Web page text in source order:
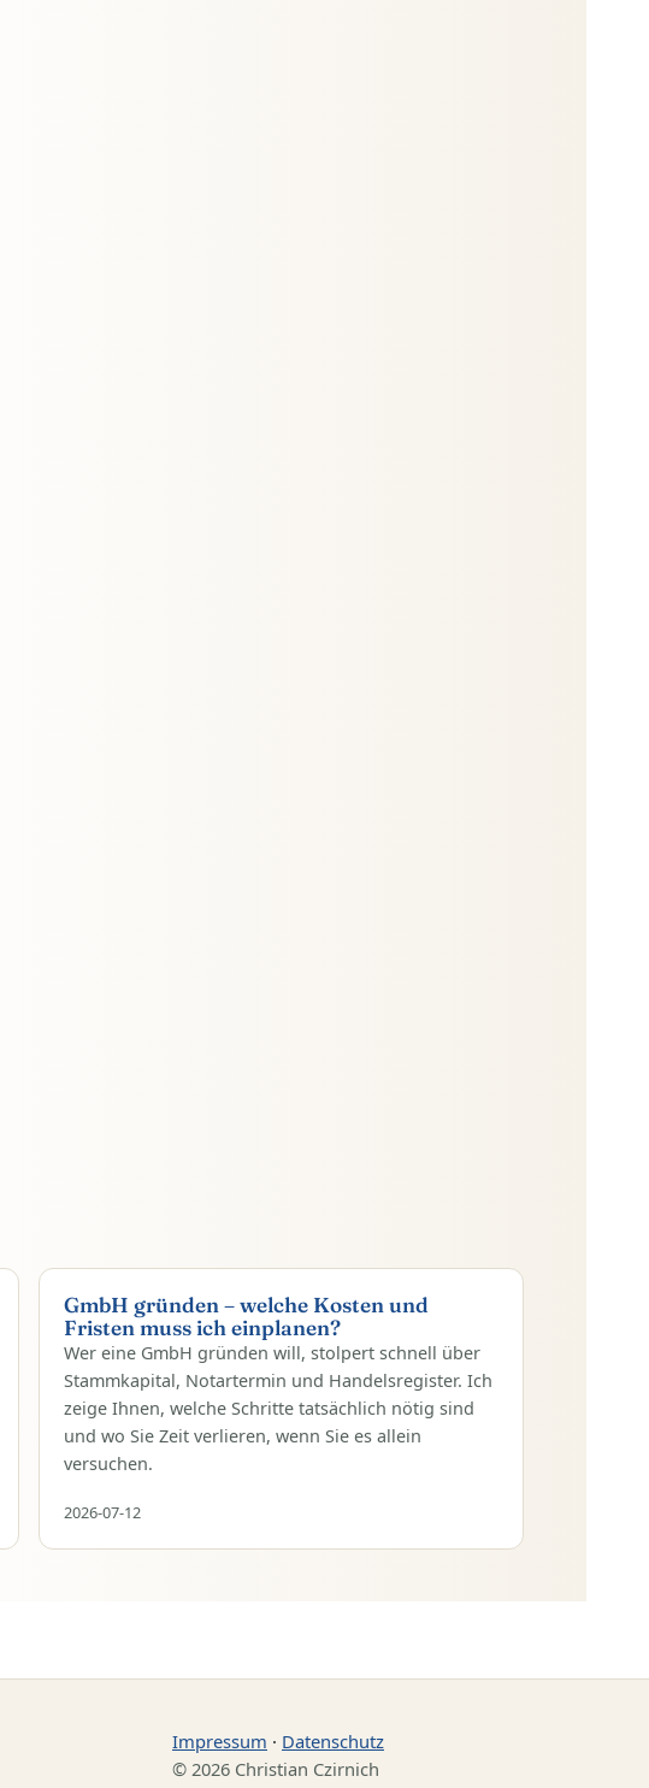
GmbH gründen – welche Kosten und
Fristen muss ich einplanen?
Wer eine GmbH gründen will, stolpert schnell über
Stammkapital, Notartermin und Handelsregister. Ich
zeige Ihnen, welche Schritte tatsächlich nötig sind
und wo Sie Zeit verlieren, wenn Sie es allein
versuchen.
2026-07-12
Impressum · Datenschutz
© 2026 Christian Czirnich